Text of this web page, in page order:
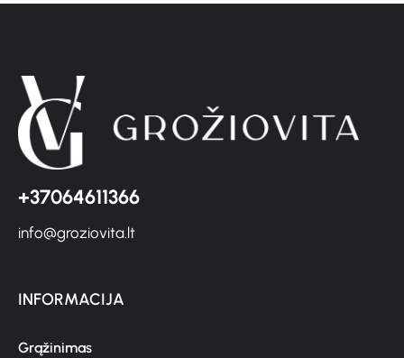
+37064611366
info@groziovita.lt
INFORMACIJA
Grąžinimas